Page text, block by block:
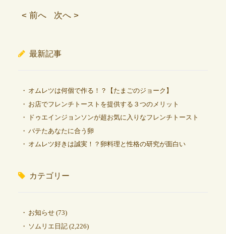
< 前へ 次へ >
最新記事
オムレツは何個で作る！？【たまごのジョーク】
お店でフレンチトーストを提供する３つのメリット
ドゥエインジョンソンが超お気に入りなフレンチトースト
バテたあなたに合う卵
オムレツ好きは誠実！？卵料理と性格の研究が面白い
カテゴリー
お知らせ(73)
ソムリエ日記(2,226)